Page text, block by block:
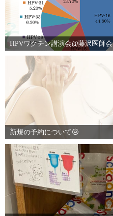
HPVワクチン講演会@藤沢医師会
新規の予約について😢